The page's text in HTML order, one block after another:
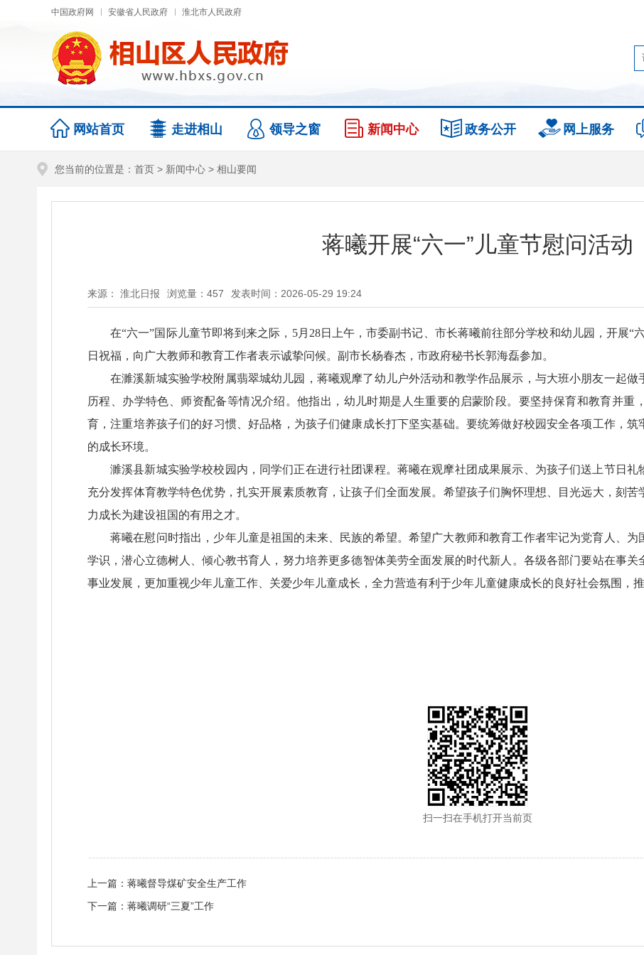
中国政府网 安徽省人民政府 淮北市人民政府
网站首页 走进相山 领导之窗 新闻中心 政务公开 网上服务
您当前的位置是： 首页 > 新闻中心 > 相山要闻
蒋曦开展“六一”儿童节慰问活动
来源： 淮北日报 浏览量： 457 发表时间：2026-05-29 19:24
在“六一”国际儿童节即将到来之际，5月28日上午，市委副书记、市长蒋曦前往部分学校和幼儿园，开展“
日祝福，向广大教师和教育工作者表示诚挚问候。副市长杨春杰，市政府秘书长郭海磊参加。
在濉溪新城实验学校附属翡翠城幼儿园，蒋曦观摩了幼儿户外活动和教学作品展示，与大班小朋友一起
历程、办学特色、师资配备等情况介绍。他指出，幼儿时期是人生重要的启蒙阶段。要坚持保育和教育并重
育，注重培养孩子们的好习惯、好品格，为孩子们健康成长打下坚实基础。要统筹做好校园安全各项工作，
的成长环境。
濉溪县新城实验学校校园内，同学们正在进行社团课程。蒋曦在观摩社团成果展示、为孩子们送上节日
充分发挥体育教学特色优势，扎实开展素质教育，让孩子们全面发展。希望孩子们胸怀理想、目光远大，刻
力成长为建设祖国的有用之才。
蒋曦在慰问时指出，少年儿童是祖国的未来、民族的希望。希望广大教师和教育工作者牢记为党育人、
学识，潜心立德树人、倾心教书育人，努力培养更多德智体美劳全面发展的时代新人。各级各部门要站在事
事业发展，更加重视少年儿童工作、关爱少年儿童成长，全力营造有利于少年儿童健康成长的良好社会氛围，
扫一扫在手机打开当前页
上一篇： 蒋曦督导煤矿安全生产工作
下一篇： 蒋曦调研“三夏”工作